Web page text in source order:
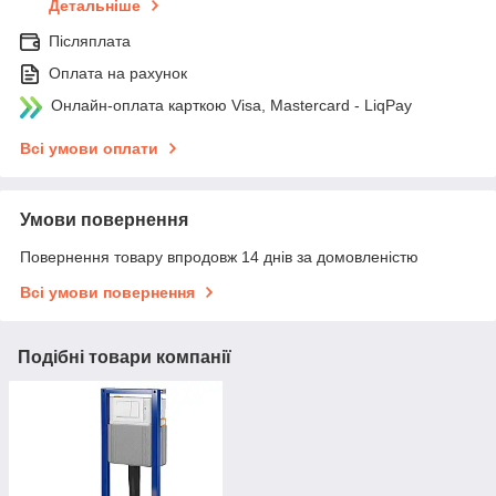
Детальніше
Післяплата
Оплата на рахунок
Онлайн-оплата карткою Visa, Mastercard - LiqPay
Всі умови оплати
Умови повернення
Повернення товару впродовж 14 днів за домовленістю
Всі умови повернення
Подібні товари компанії